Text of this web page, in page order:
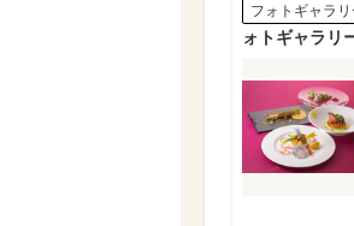
フォトギャラリ
ォトギャラリ